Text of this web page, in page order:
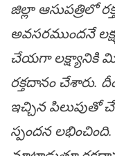
జిల్లా ఆసుపత్రిలో
అవసరముందనే
చేయగా లక్ష్యానికి
రక్తదానం చేశారు.
ఇచ్చిన పిలుపుతో
స్పందన